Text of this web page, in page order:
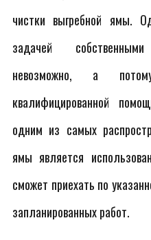
чистки выгребной ямы.
задачей
невозможно, а
квалифицированной
одним из самых
ямы является
сможет приехать по
запланированных работ.